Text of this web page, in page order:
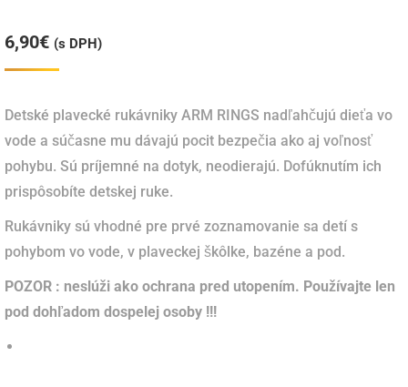
6,90€ (s DPH)
Detské plavecké rukávniky ARM RINGS nadľahčujú dieťa vo
vode a súčasne mu dávajú pocit bezpečia ako aj voľnosť
pohybu. Sú príjemné na dotyk, neodierajú. Dofúknutím ich
prispôsobíte detskej ruke.
Rukávniky sú vhodné pre prvé zoznamovanie sa detí s
pohybom vo vode, v plaveckej škôlke, bazéne a pod.
POZOR : neslúži ako ochrana pred utopením. Používajte len
pod dohľadom dospelej osoby !!!